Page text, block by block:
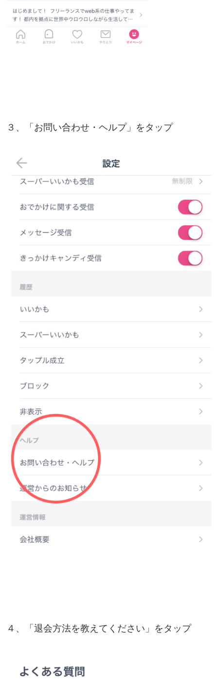
３、「お問い合わせ・ヘルプ」をタップ
４、「退会方法を教えてください」をタップ